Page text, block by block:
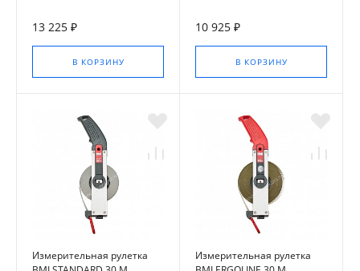
13 225 ₽
В КОРЗИНУ
10 925 ₽
В КОРЗИНУ
Измерительная рулетка
Измерительная рулетка